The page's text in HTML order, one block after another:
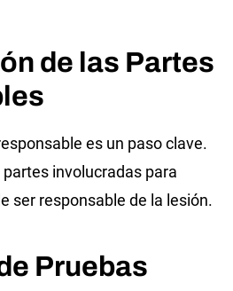
de las Partes
es un paso clave.
involucradas para
ser responsable de la lesión.
Pruebas